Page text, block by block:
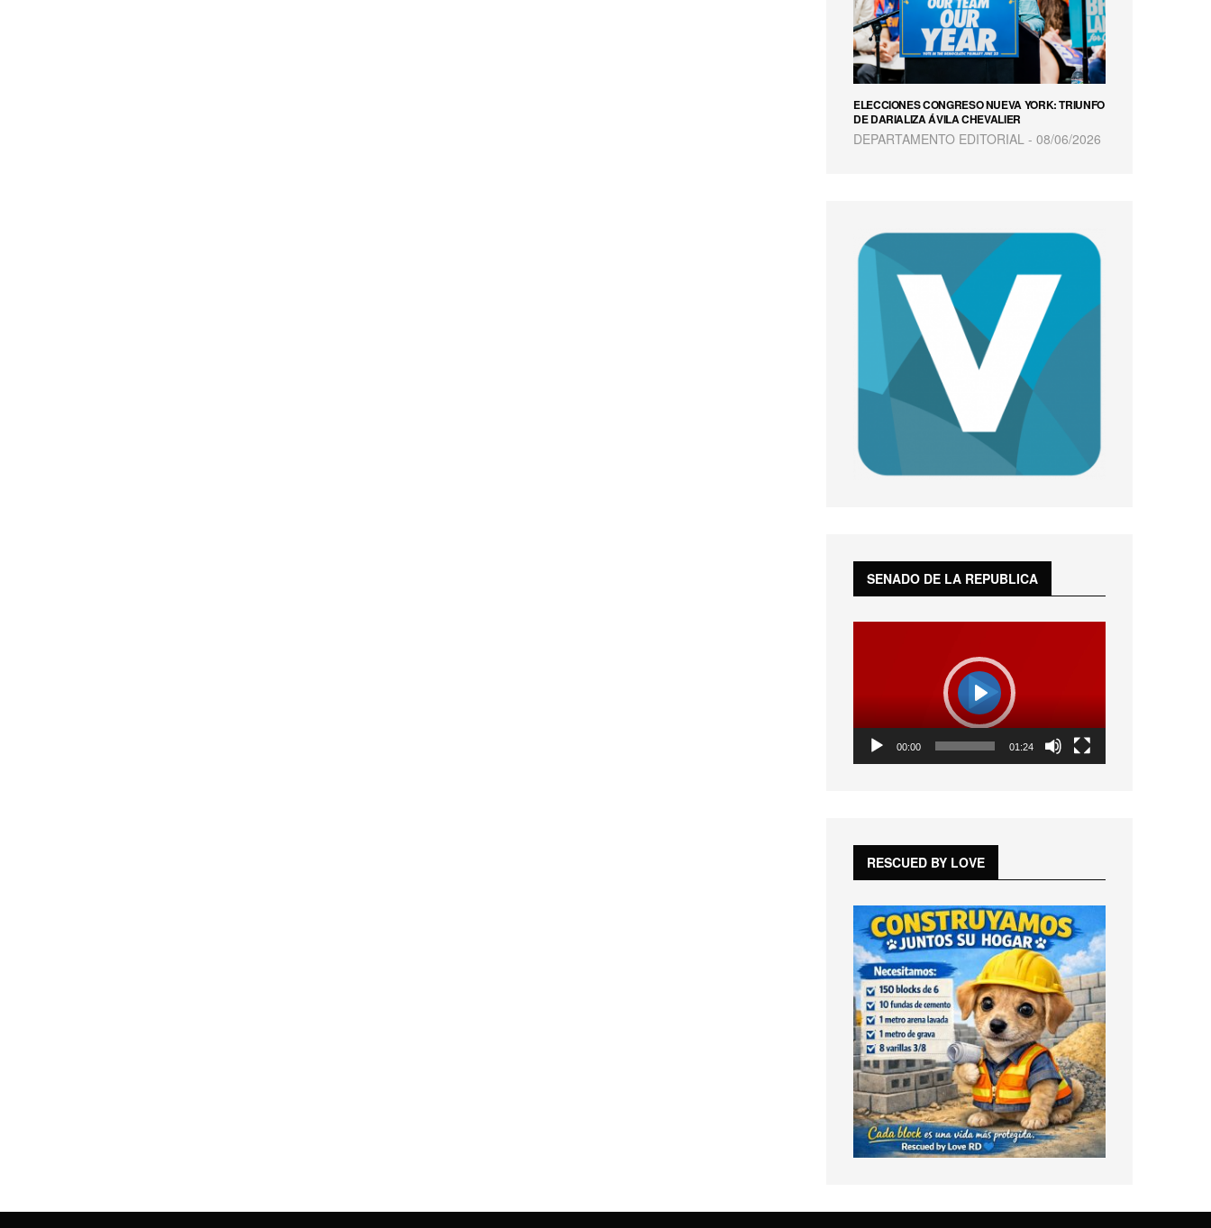
ELECCIONES CONGRESO NUEVA YORK: TRIUNFO
DE DARIALIZA ÁVILA CHEVALIER
DEPARTAMENTO EDITORIAL 08/06/2026
SENADO DE LA REPUBLICA
01:24
SettingsEnter
00:00 01:24
Play
RESCUED BY LOVE